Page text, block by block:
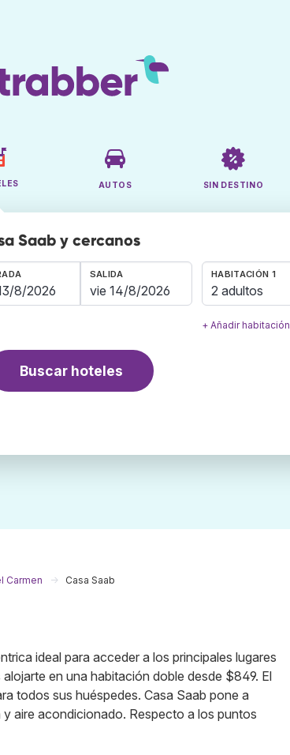
AUTOS SIN DESTINO
Saab y cercanos
SALIDA HABITACIÓN 1
2 adultos
+ Añadir habitación
Buscar hoteles
Carmen Casa Saab
ideal para acceder a los principales lugares
en una habitación doble desde $849. El
todos sus huéspedes. Casa Saab pone a
aire acondicionado. Respecto a los puntos